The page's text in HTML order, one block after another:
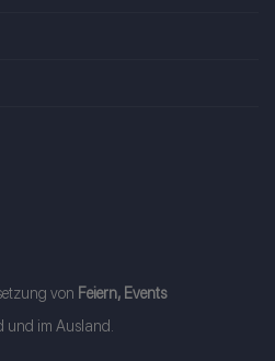
von Feiern, Events
und im Ausland.